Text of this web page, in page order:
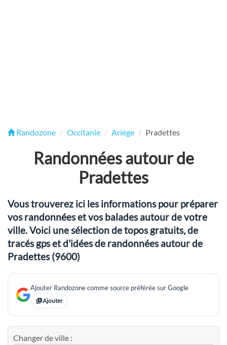
Randozone Occitanie Ariège Pradettes
Randonnées autour de
Pradettes
Vous trouverez ici les informations pour préparer
vos randonnées et vos balades autour de votre
ville. Voici une sélection de topos gratuits, de
tracés gps et d'idées de randonnées autour de
Pradettes (9600)
Ajouter Randozone comme source préférée sur Google
Ajouter
Changer de ville :